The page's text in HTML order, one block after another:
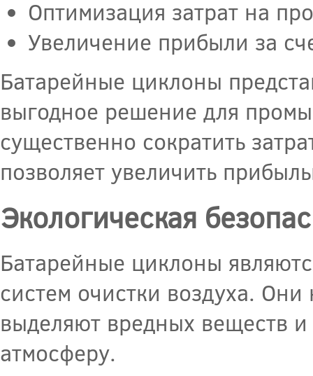
Оптимизация затрат на
Увеличение прибыли за
Батарейные циклоны
выгодное решение для
существенно сократить
позволяет увеличить
Экологическая
Батарейные циклоны
систем очистки воздуха.
выделяют вредных веществ
атмосферу.